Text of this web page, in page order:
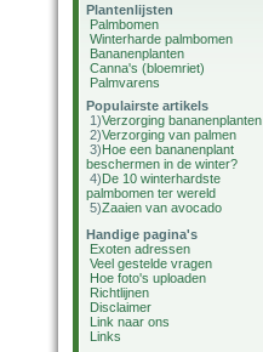
Plantenlijsten
Palmbomen
Winterharde palmbomen
Bananenplanten
Canna's (bloemriet)
Palmvarens
Populairste artikels
1)Verzorging bananenplanten
2)Verzorging van palmen
3)Hoe een bananenplant
beschermen in de winter?
4)De 10 winterhardste
palmbomen ter wereld
5)Zaaien van avocado
Handige pagina's
Exoten adressen
Veel gestelde vragen
Hoe foto's uploaden
Richtlijnen
Disclaimer
Link naar ons
Links